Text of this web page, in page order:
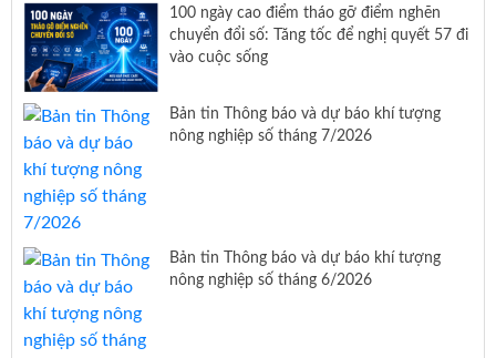
100 ngày cao điểm tháo gỡ điểm nghẽn
chuyển đổi số: Tăng tốc để nghị quyết 57 đi
vào cuộc sống
Bản tin Thông báo và dự báo khí tượng
nông nghiệp số tháng 7/2026
Bản tin Thông báo và dự báo khí tượng
nông nghiệp số tháng 6/2026